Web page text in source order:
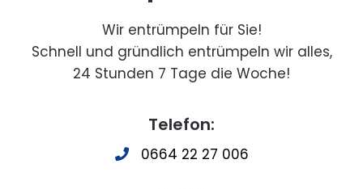
Wir entrümpeln für Sie!
Schnell und gründlich entrümpeln wir alles,
24 Stunden 7 Tage die Woche!
Telefon:
0664 22 27 006